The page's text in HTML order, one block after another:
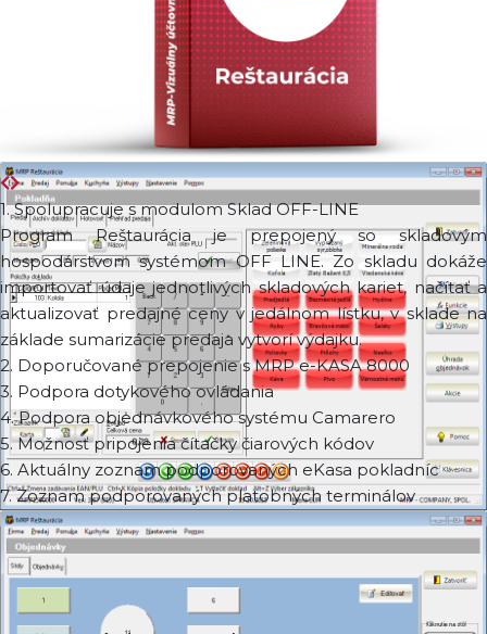
1. Spolupracuje s modulom Sklad OFF-LINE
Program Reštaurácia je prepojený so skladovým
hospodárstvom systémom OFF LINE. Zo skladu dokáže
importovať údaje jednotlivých skladových kariet, načítať a
aktualizovať predajné ceny v jedálnom lístku, v sklade na
základe sumarizácie predaja vytvorí výdajku.
2. Doporučované prepojenie s MRP e-KASA 8000
3. Podpora dotykového ovládania
4. Podpora objednávkového systému Camarero
5. Možnosť pripojenia čítačky čiarových kódov
6. Aktuálny zoznam podporovaných eKasa pokladníc
7. Zoznam podporovaných platobných terminálov